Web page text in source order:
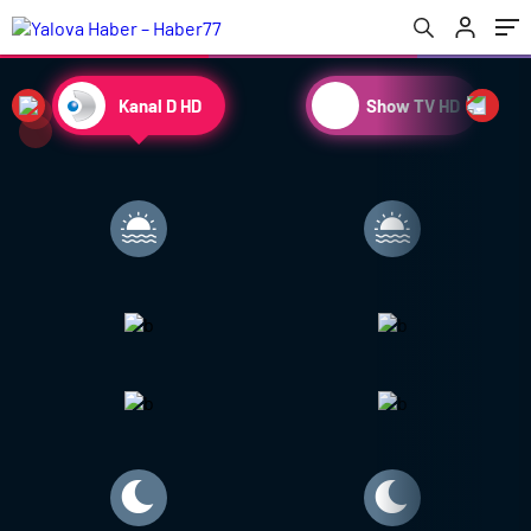
Kanal D HD Show TV HD